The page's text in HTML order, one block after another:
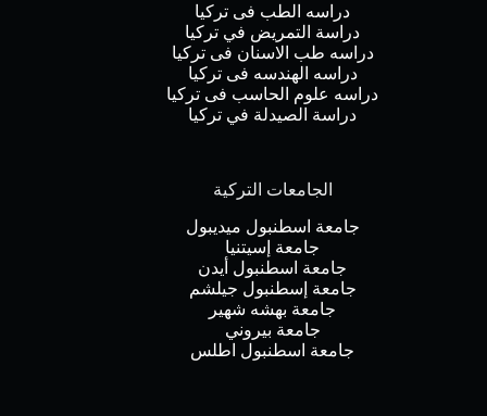
دراسه الطب فى تركيا
دراسة التمريض في تركيا
دراسه طب الاسنان فى تركيا
دراسه الهندسه فى تركيا
دراسه علوم الحاسب فى تركيا
دراسة الصيدلة في تركيا
الجامعات التركية
جامعة اسطنبول ميديبول
جامعة إسيتنيا
جامعة اسطنبول أيدن
جامعة إسطنبول جيلشم
جامعة بهشه شهير
جامعة بيروني
جامعة اسطنبول اطلس